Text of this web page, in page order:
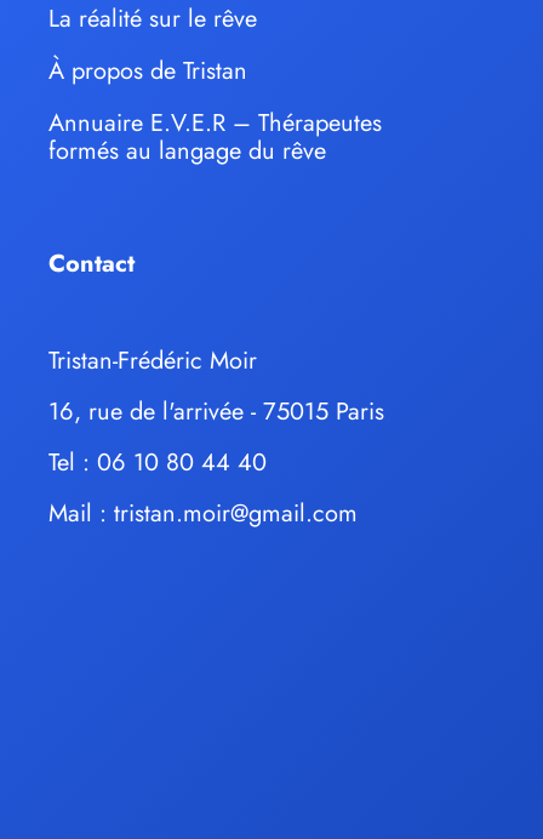
La réalité sur le rêve
À propos de Tristan
Annuaire E.V.E.R – Thérapeutes
formés au langage du rêve
Contact
Tristan-Frédéric Moir
16, rue de l'arrivée - 75015 Paris
Tel : 06 10 80 44 40
Mail : tristan.moir@gmail.com